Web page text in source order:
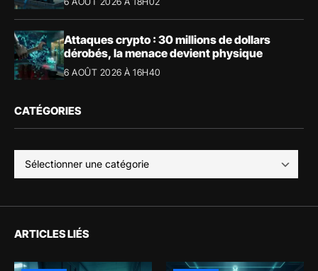
Attaques crypto : 30 millions de dollars
dérobés, la menace devient physique
6 AOÛT 2026 À 16H40
CATÉGORIES
ARTICLES LIÉS